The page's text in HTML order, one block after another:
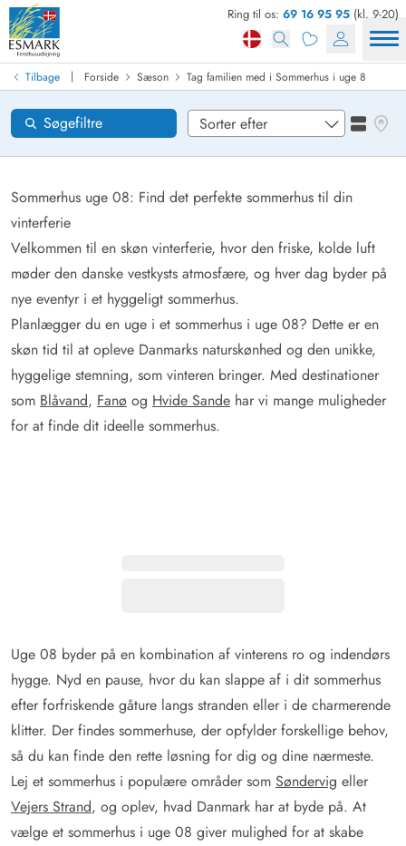
Ring til os: 69 16 95 95 (kl. 9-20)
Tilbage | Forside Sæson Tag familien med i Sommerhus i uge 8
Sommerhus uge 08: Find det perfekte sommerhus til din
vinterferie
Velkommen til en skøn vinterferie, hvor den friske, kolde luft
møder den danske vestkysts atmosfære, og hver dag byder på
nye eventyr i et hyggeligt sommerhus.
Planlægger du en uge i et sommerhus i uge 08? Dette er en
skøn tid til at opleve Danmarks naturskønhed og den unikke,
hyggelige stemning, som vinteren bringer. Med destinationer
som Blåvand, Fanø og Hvide Sande har vi mange muligheder
for at finde dit ideelle sommerhus.
Søgefiltre
Se
Find sommerhus
Ankomst
Områder
Ønsker til huset
Loading...
Uge 08 byder på en kombination af vinterens ro og indendørs
hygge. Nyd en pause, hvor du kan slappe af i dit sommerhus
efter forfriskende gåture langs stranden eller i de charmerende
klitter. Der findes sommerhuse, der opfylder forskellige behov,
så du kan finde den rette løsning for dig og dine nærmeste.
Lej et sommerhus i populære områder som Søndervig eller
Vejers Strand, og oplev, hvad Danmark har at byde på. At
vælge et sommerhus i uge 08 giver mulighed for at skabe